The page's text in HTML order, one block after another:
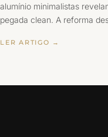
alumínio minimalistas
pegada clean. A reforma
LER ARTIGO →